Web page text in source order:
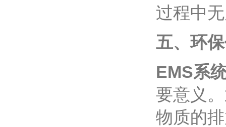
过程中
五、环
EMS系
要意义
物质的